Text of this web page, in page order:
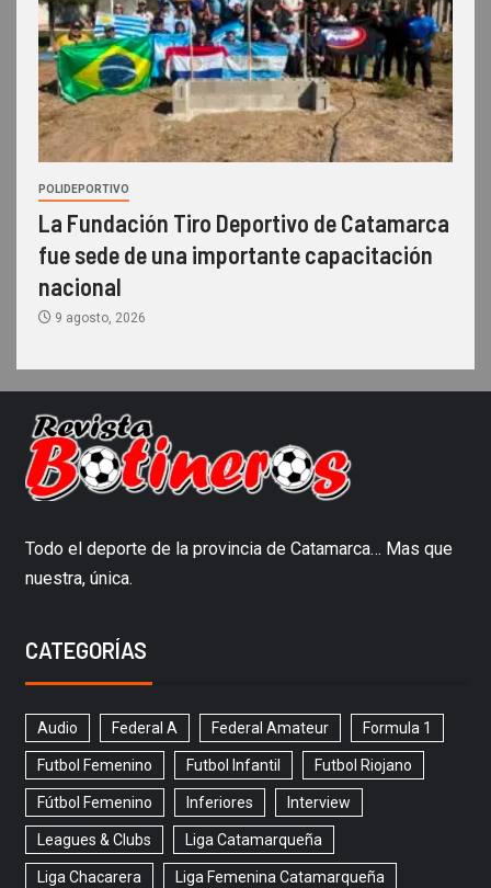
POLIDEPORTIVO
La Fundación Tiro Deportivo de Catamarca
fue sede de una importante capacitación
nacional
9 agosto, 2026
Todo el deporte de la provincia de Catamarca… Mas que
nuestra, única.
CATEGORÍAS
Audio Federal A Federal Amateur Formula 1
Futbol Femenino Futbol Infantil Futbol Riojano
Fútbol Femenino Inferiores Interview
Leagues & Clubs Liga Catamarqueña
Liga Chacarera Liga Femenina Catamarqueña